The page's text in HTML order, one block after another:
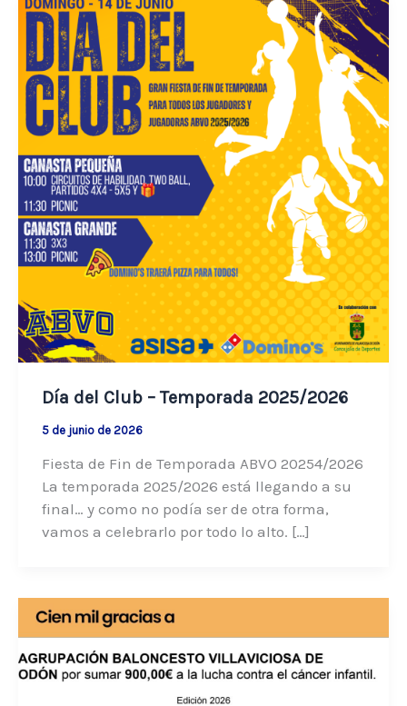
Día del Club – Temporada 2025/2026
5 de junio de 2026
Fiesta de Fin de Temporada ABVO 20254/2026
La temporada 2025/2026 está llegando a su
final… y como no podía ser de otra forma,
vamos a celebrarlo por todo lo alto. […]